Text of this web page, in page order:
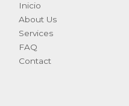
Inicio
About Us
Services
FAQ
Contact